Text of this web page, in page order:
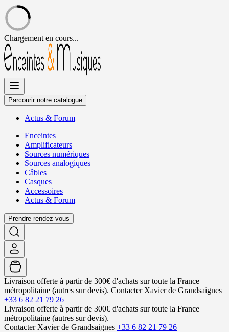
Chargement en cours...
Allez
au
contenu
Parcourir notre catalogue
Actus & Forum
Enceintes
Amplificateurs
Sources numériques
Sources analogiques
Câbles
Casques
Accessoires
Actus & Forum
Prendre rendez-vous
Livraison offerte à partir de 300€ d'achats sur toute la France
métropolitaine (autres sur devis). Contacter Xavier de Grandsaignes
+33 6 82 21 79 26
Livraison offerte à partir de 300€ d'achats sur toute la France
métropolitaine (autres sur devis).
Contacter Xavier de Grandsaignes +33 6 82 21 79 26